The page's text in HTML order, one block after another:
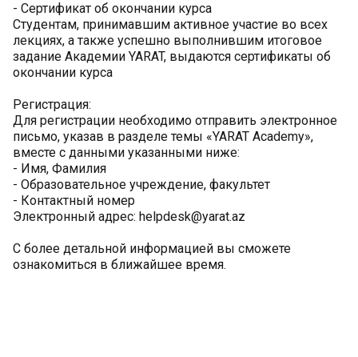
- Сертификат об окончании курса
Студентам, принимавшим активное участие во всех
лекциях, а также успешно выполнившим итоговое
задание Академии YARAT, выдаются сертификаты об
окончании курса
Регистрация:
Для регистрации необходимо отправить электронное
письмо, указав в разделе темы «YARAT Academy»,
вместе с данными указанными ниже:
- Имя, Фамилия
- Образовательное учреждение, факультет
- Контактный номер
Электронный адрес: helpdesk@yarat.az
С более детальной информацией вы сможете
ознакомиться в ближайшее время.